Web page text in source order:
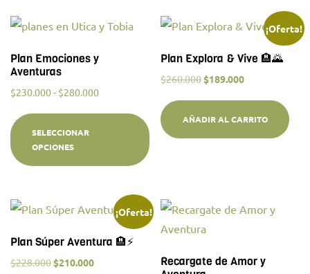
Plan Emociones y
Aventuras
$230.000- $280.000
SELECCIONAR
OPCIONES
¡Oferta!
Plan Explora & Vive 🏨🌄
$260.000$189.000
AÑADIR AL CARRITO
¡Oferta!
Plan Súper Aventura 🏨⚡
$228.000$210.000
Recargate de Amor y